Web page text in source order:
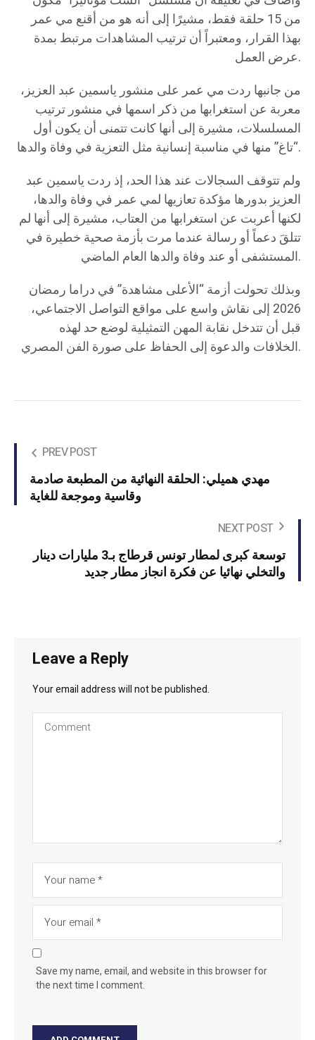
من 15 حلقة فقط، مشيرًا إلى أنه هو من أقنع مي عمر
بهذا القرار، ومعتبراً أن ترتيب المشاهدات مرتبط بمدة
عرض العمل.
من جانبها ردت مي عمر على منشور ياسمين عبد العزيز،
معربة عن استغرابها من ذكر اسمها في منشور ترتيب
المسلسلات، مشيرة إلى أنها كانت تتمنى أن يكون أول
“تاغ” منها في مناسبة إنسانية مثل التعزية في وفاة والدها.
ولم تتوقف السجالات عند هذا الحد، إذ ردت ياسمين عبد
العزيز بدورها مؤكدة تعازيها لمي عمر في وفاة والدها،
لكنها أعربت عن استغرابها من العتاب، مشيرة إلى أنها لم
تتلقَ دعماً أو رسالة عندما مرت بأزمة صحية خطيرة في
المستشفى أو عند وفاة والدها العام الماضي.
وبذلك تحولت أزمة “الأعلى مشاهدة” في دراما رمضان
2026 إلى نقاش واسع على مواقع التواصل الاجتماعي،
قبل أن تتدخل نقابة المهن التمثيلية لوضع حد لهذه
الخلافات والدعوة إلى الحفاظ على صورة الفن المصري.
PREV POST
مهدي هميلي: الحلقة النهائية من المطبعة صادمة
وقاسية وموجعة للغاية
NEXT POST
توسعة كبرى لمطار تونس قرطاج بـ3 مليارات دينار
والتخلي نهائيا عن فكرة انجاز مطار جديد
Leave a Reply
Your email address will not be published.
Save my name, email, and website in this browser for
the next time I comment.